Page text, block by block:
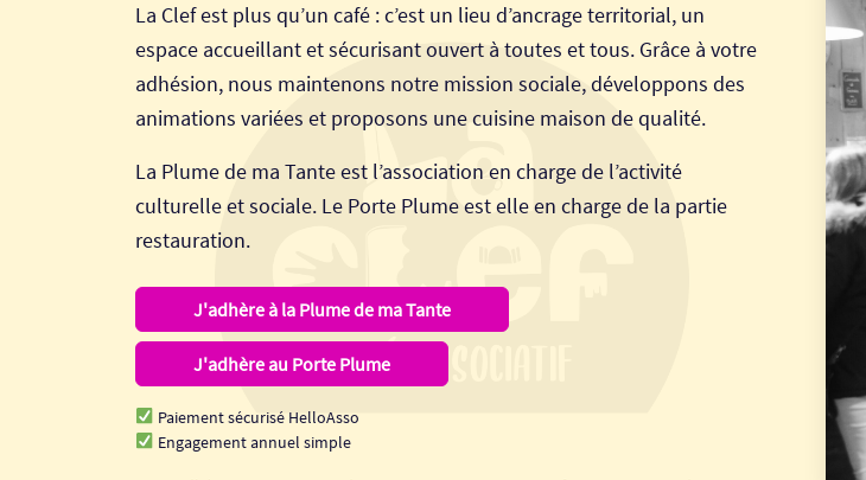
La Clef est plus qu’un café : c’est un lieu d’ancrage territorial, un
espace accueillant et sécurisant ouvert à toutes et tous. Grâce à votre
adhésion, nous maintenons notre mission sociale, développons des
animations variées et proposons une cuisine maison de qualité.
La Plume de ma Tante est l’association en charge de l’activité
culturelle et sociale. Le Porte Plume est elle en charge de la partie
restauration.
J'adhère à la Plume de ma Tante
J'adhère au Porte Plume
Paiement sécurisé HelloAsso
Engagement annuel simple